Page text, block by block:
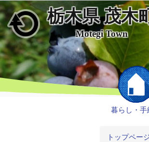
メインコンテンツにスキップ
栃木県 茂木
Motegi Town
暮らし・手
トップペー